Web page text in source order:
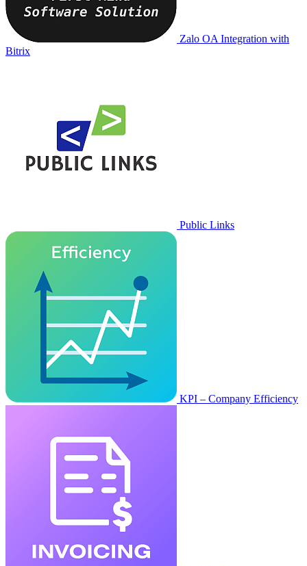
Zalo OA Integration with
Bitrix
Public Links
KPI – Company Efficiency